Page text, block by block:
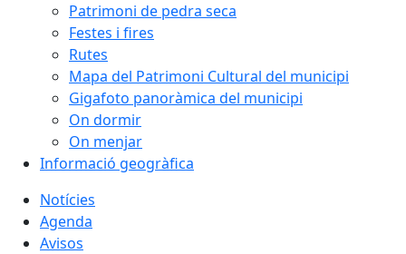
Patrimoni de pedra seca
Festes i fires
Rutes
Mapa del Patrimoni Cultural del municipi
Gigafoto panoràmica del municipi
On dormir
On menjar
Informació geogràfica
Notícies
Agenda
Avisos